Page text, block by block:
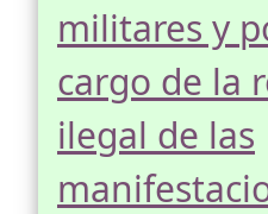
militares y
cargo de la
ilegal de las